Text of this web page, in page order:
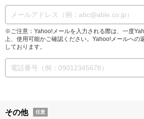
※ご注意：Yahoo!メールを入力される際は、一度
上、使用可能かご確認ください。Yahoo!メールへの
しております。
その他 任意